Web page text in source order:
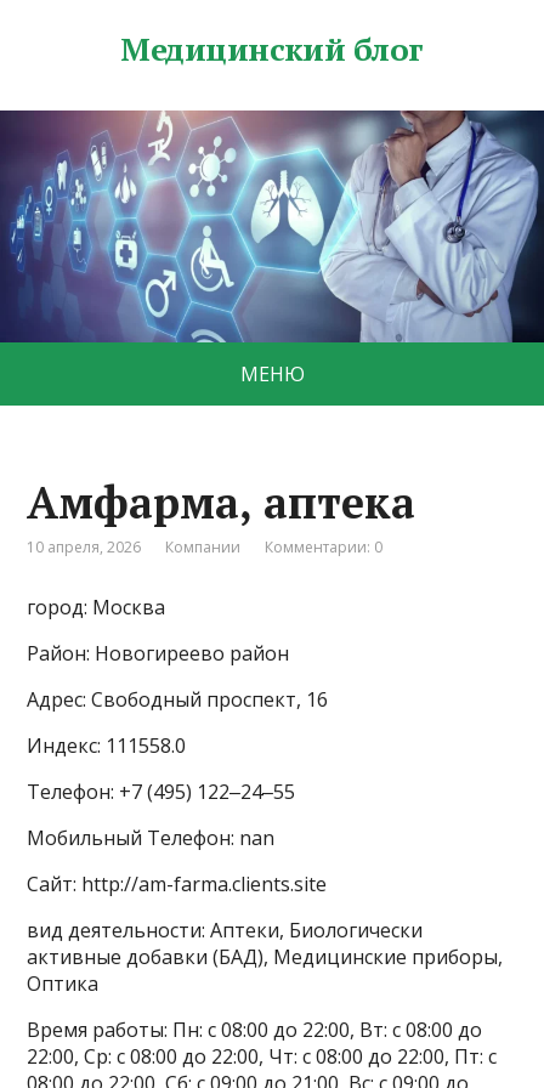
Медицинский блог
МЕНЮ
Амфарма, аптека
10 апреля, 2026 Компании Комментарии: 0
город: Москва
Район: Новогиреево район
Адрес: Свободный проспект, 16
Индекс: 111558.0
Телефон: +7 (495) 122‒24‒55
Мобильный Телефон: nan
Сайт: http://am-farma.clients.site
вид деятельности: Аптеки, Биологически
активные добавки (БАД), Медицинские приборы,
Оптика
Время работы: Пн: с 08:00 до 22:00, Вт: с 08:00 до
22:00, Ср: с 08:00 до 22:00, Чт: с 08:00 до 22:00, Пт: с